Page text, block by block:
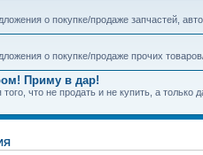
о покупке/продаже запчастей,
о покупке/продаже прочих
Приму в дар!
что не продать и не купить, а только